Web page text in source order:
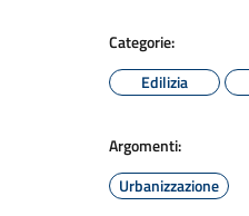
Categorie:
Edilizia
Argomenti:
Urbanizzazione